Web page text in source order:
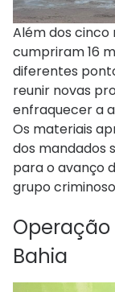
Além dos cinco
cumpriram 16
diferentes
reunir novas
enfraquecer a
Os materiais
dos mandados
para o avanço
grupo
Bahia